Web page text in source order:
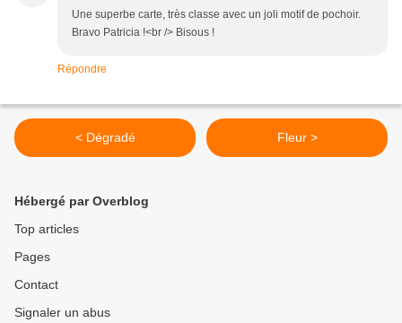
Une superbe carte, très classe avec un joli motif de pochoir.
Bravo Patricia !<br /> Bisous !
Répondre
< Dégradé Fleur >
Hébergé par Overblog
Top articles
Pages
Contact
Signaler un abus